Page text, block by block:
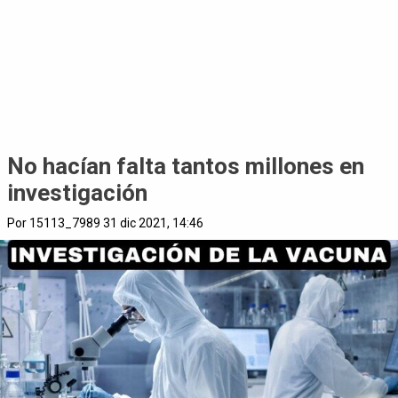
No hacían falta tantos millones en
investigación
Por 15113_7989 31 dic 2021, 14:46